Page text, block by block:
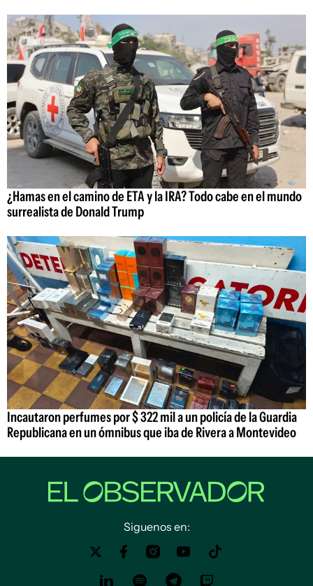
¿Hamas en el camino de ETA y la IRA? Todo cabe en el mundo
surrealista de Donald Trump
Incautaron perfumes por $ 322 mil a un policía de la Guardia
Republicana en un ómnibus que iba de Rivera a Montevideo
Siguenos en: